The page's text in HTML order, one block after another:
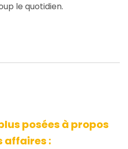
le quotidien.
posées à propos
affaires :